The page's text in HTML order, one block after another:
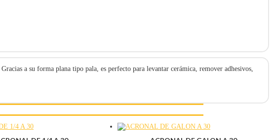
a su forma plana tipo pala, es perfecto para levantar cerámica, remover adhesivos,